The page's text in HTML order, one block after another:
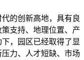
的创新高地，具有良
支持、地理位置、产
，园区已经取得了显
力、人才短缺、市场